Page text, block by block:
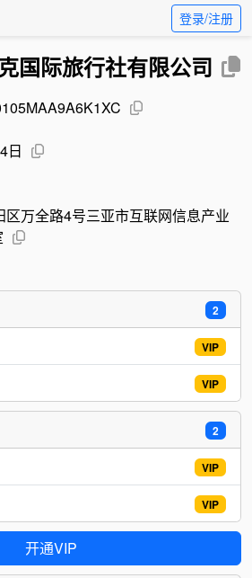
登录/注册
国际旅行社有限公司
日
区万全路4号三亚市互联网信息产业
2
VIP
VIP
2
VIP
VIP
开通VIP